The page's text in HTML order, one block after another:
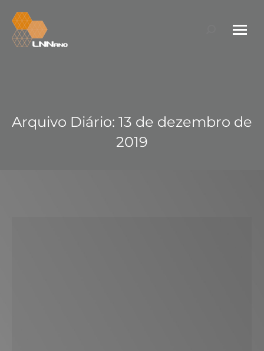
Search:
Arquivo Diário: 13 de dezembro de
2019